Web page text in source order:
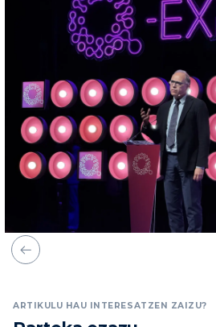
ARTIKULU HAU INTERESATZEN ZAIZU?